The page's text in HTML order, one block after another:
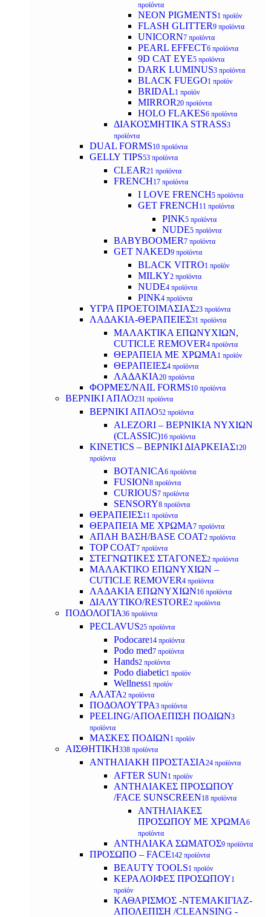
προϊόντα
NEON PIGMENTS1 προϊόν
FLASH GLITTER9 προϊόντα
UNICORN7 προϊόντα
PEARL EFFECT6 προϊόντα
9D CAT EYE5 προϊόντα
DARK LUMINUS3 προϊόντα
BLACK FUEGO1 προϊόν
BRIDAL1 προϊόν
MIRROR20 προϊόντα
HOLO FLAKES6 προϊόντα
ΔΙΑΚΟΣΜΗΤΙΚΑ STRASS3
προϊόντα
DUAL FORMS10 προϊόντα
GELLY TIPS53 προϊόντα
CLEAR21 προϊόντα
FRENCH17 προϊόντα
I LOVE FRENCH5 προϊόντα
GET FRENCH11 προϊόντα
PINK5 προϊόντα
NUDE5 προϊόντα
BABYBOOMER7 προϊόντα
GET NAKED9 προϊόντα
BLACK VITRO1 προϊόν
MILKY2 προϊόντα
NUDE4 προϊόντα
PINK4 προϊόντα
ΥΓΡΑ ΠΡΟΕΤΟΙΜΑΣΙΑΣ23 προϊόντα
ΛΑΔΑΚΙΑ-ΘΕΡΑΠΕΙΕΣ31 προϊόντα
ΜΑΛΑΚΤΙΚΑ ΕΠΩΝΥΧΙΩΝ,
CUTICLE REMOVER4 προϊόντα
ΘΕΡΑΠΕΙΑ ΜΕ ΧΡΩΜΑ 1 προϊόν
ΘΕΡΑΠΕΙΕΣ4 προϊόντα
ΛΑΔΑΚΙΑ20 προϊόντα
ΦΟΡΜΕΣ/NAIL FORMS10 προϊόντα
ΒΕΡΝΙΚΙ ΑΠΛΟ231 προϊόντα
ΒΕΡΝΙΚΙ ΑΠΛΟ52 προϊόντα
ALEZORI – ΒΕΡΝΙΚΙΑ ΝΥΧΙΩΝ
(CLASSIC)16 προϊόντα
KINETICS – ΒΕΡΝΙΚΙ ΔΙΑΡΚΕΙΑΣ120
προϊόντα
BOTANICA6 προϊόντα
FUSION8 προϊόντα
CURIOUS7 προϊόντα
SENSORY8 προϊόντα
ΘΕΡΑΠΕΙΕΣ11 προϊόντα
ΘΕΡΑΠΕΙΑ ΜΕ ΧΡΩΜΑ7 προϊόντα
ΑΠΛΗ ΒΑΣΗ/BASE COAT2 προϊόντα
TOP COAT7 προϊόντα
ΣΤΕΓΝΩΤΙΚΕΣ ΣΤΑΓΟΝΕΣ2 προϊόντα
ΜΑΛΑΚΤΙΚΟ ΕΠΩΝΥΧΙΩΝ –
CUTICLE REMOVER4 προϊόντα
ΛΑΔΑΚΙΑ ΕΠΩΝΥΧΙΩΝ16 προϊόντα
ΔΙΑΛΥΤΙΚΟ/RESTORE2 προϊόντα
ΠΟΔΟΛΟΓΙΑ36 προϊόντα
PECLAVUS25 προϊόντα
Podocare14 προϊόντα
Podo med7 προϊόντα
Hands2 προϊόντα
Podo diabetic1 προϊόν
Wellness1 προϊόν
ΑΛΑΤΑ2 προϊόντα
ΠΟΔΟΛΟΥΤΡΑ3 προϊόντα
PEELING/ΑΠΟΛΕΠΙΣΗ ΠΟΔΙΩΝ3
προϊόντα
ΜΑΣΚΕΣ ΠΟΔΙΩΝ1 προϊόν
ΑΙΣΘΗΤΙΚΗ338 προϊόντα
ΑΝΤΗΛΙΑΚΗ ΠΡΟΣΤΑΣΙΑ24 προϊόντα
AFTER SUN1 προϊόν
ΑΝΤΗΛΙΑΚΕΣ ΠΡΟΣΩΠΟΥ
/FACE SUNSCREEN18 προϊόντα
ΑΝΤΗΛΙΑΚΕΣ
ΠΡΟΣΩΠΟΥ ΜΕ ΧΡΩΜΑ6
προϊόντα
ΑΝΤΗΛΙΑΚΑ ΣΩΜΑΤΟΣ9 προϊόντα
ΠΡΟΣΩΠΟ – FACE142 προϊόντα
BEAUTY TOOLS1 προϊόν
ΚΕΡΑΛΟΙΦΕΣ ΠΡΟΣΩΠΟΥ1
προϊόν
ΚΑΘΑΡΙΣΜΟΣ -ΝΤΕΜΑΚΙΓΙΑΖ-
ΑΠΟΛΕΠΙΣΗ /CLEANSING -